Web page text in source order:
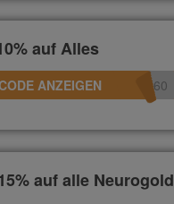
auf Alles
ANZEIGEN 360
auf alle Neurogold